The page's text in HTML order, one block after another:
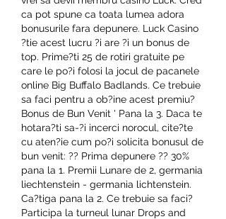
ca pot spune ca toata lumea adora
bonusurile fara depunere. Luck Casino
?tie acest lucru ?i are ?i un bonus de
top. Prime?ti 25 de rotiri gratuite pe
care le po?i folosi la jocul de pacanele
online Big Buffalo Badlands. Ce trebuie
sa faci pentru a ob?ine acest premiu?
Bonus de Bun Venit ' Pana la 3. Daca te
hotara?ti sa-?i incerci norocul, cite?te
cu aten?ie cum po?i solicita bonusul de
bun venit: ?? Prima depunere ?? 30%
pana la 1. Premii Lunare de 2, germania
liechtenstein - germania lichtenstein.
Ca?tiga pana la 2. Ce trebuie sa faci?
Participa la turneul lunar Drops and